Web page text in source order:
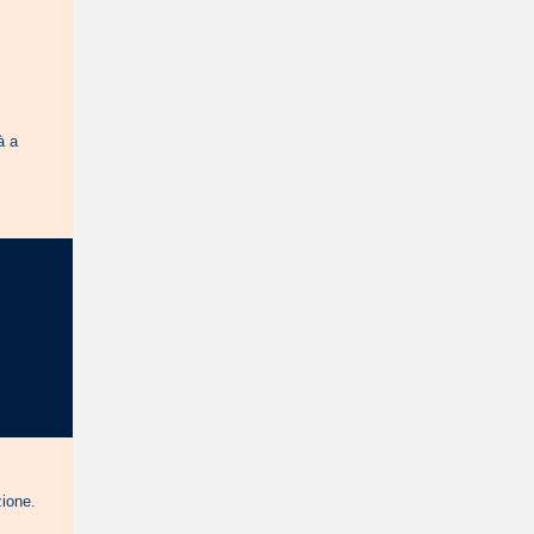
a